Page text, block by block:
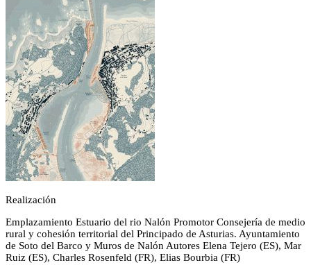
Realización
Emplazamiento Estuario del rio Nalón Promotor Consejería de medio
rural y cohesión territorial del Principado de Asturias. Ayuntamiento
de Soto del Barco y Muros de Nalón Autores Elena Tejero (ES), Mar
Ruiz (ES), Charles Rosenfeld (FR), Elias Bourbia (FR)